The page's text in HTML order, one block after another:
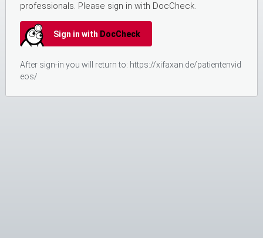
professionals. Please sign in with DocCheck.
Sign in with DocCheck
After sign-in you will return to: https://xifaxan.de/patientenvid
eos/